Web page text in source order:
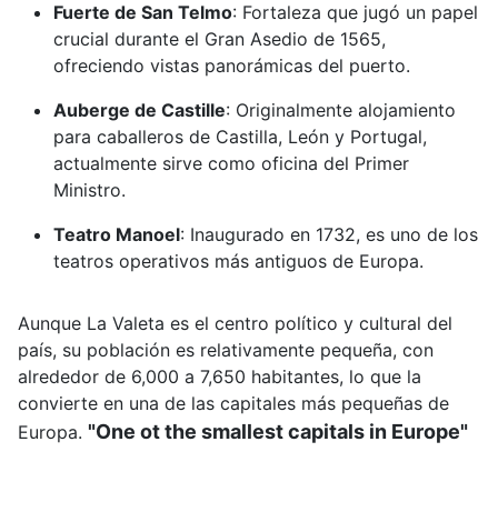
Fuerte de San Telmo: Fortaleza que jugó un papel
crucial durante el Gran Asedio de 1565,
ofreciendo vistas panorámicas del puerto.
Auberge de Castille: Originalmente alojamiento
para caballeros de Castilla, León y Portugal,
actualmente sirve como oficina del Primer
Ministro.
Teatro Manoel: Inaugurado en 1732, es uno de los
teatros operativos más antiguos de Europa.
Aunque La Valeta es el centro político y cultural del
país, su población es relativamente pequeña, con
alrededor de 6,000 a 7,650 habitantes, lo que la
convierte en una de las capitales más pequeñas de
Europa. "One ot the smallest capitals in Europe"